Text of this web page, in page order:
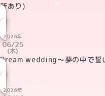
新あり)
2026年
06/25
(木)
Dream wedding～夢の中で誓
2026年